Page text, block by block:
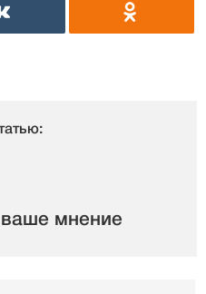
мнение